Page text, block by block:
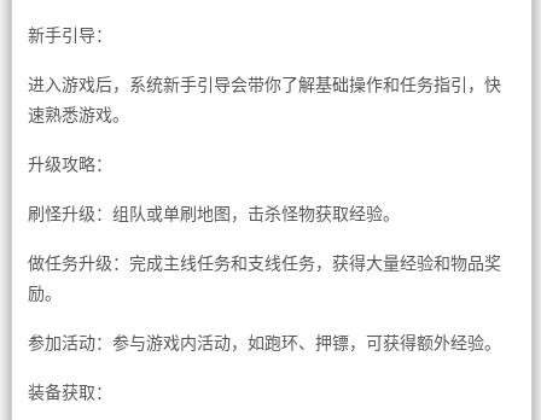
新手引导：
进入游戏后，系统新手引导会带你了解基础操作和任务指引，快
速熟悉游戏。
升级攻略：
刷怪升级：组队或单刷地图，击杀怪物获取经验。
做任务升级：完成主线任务和支线任务，获得大量经验和物品奖
励。
参加活动：参与游戏内活动，如跑环、押镖，可获得额外经验。
装备获取：